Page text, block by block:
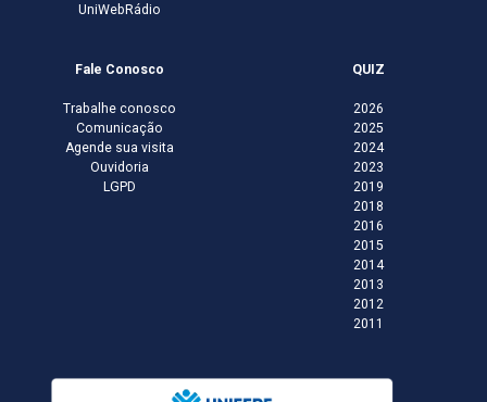
UniWebRádio
Fale Conosco
Trabalhe conosco
Comunicação
Agende sua visita
Ouvidoria
LGPD
QUIZ
2026
2025
2024
2023
2019
2018
2016
2015
2014
2013
2012
2011